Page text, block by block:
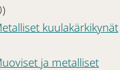
kuulakärkikynät
ja metalliset